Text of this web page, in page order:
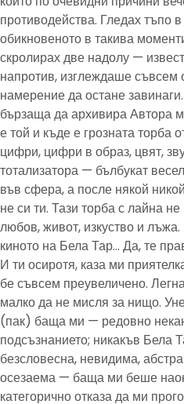
противодейства. Гледах тъпо
обикновеното в такива
скролирах две надолу —
напротив, изглеждаше съвсем
намерение да остане
бързаща да архивира Автора
е той и къде е грозната торба
цифри, цифри в образ, цвят,
тотализатора — бълбукат
във сфера, а после някой
не си ти. Тази торба с лайна
любов, живот, изкуство и
киното на Бела Тар… Да, те
И ти осиротя, каза ми
бе съвсем преувеличено.
малко да не мисля за нищо.
(пак) баща ми — редовно
подсъзнанието; никакъв Бела
безсловесна, невидима,
осезаема — баща ми беше
категорично отказа да ми